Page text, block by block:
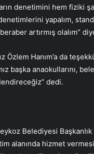
denetimini hem fiziki
yapalım,
artırmış olalım”
Özlem Hanım’a da
başka anaokullarını,
dedi.
Belediyesi Başkanlık
alanında hizmet vermesi